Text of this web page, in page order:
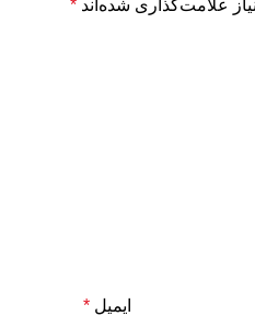
علامت‌گذاری شده‌اند *
ایمیل *